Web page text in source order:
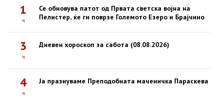
1
ч
Се обновува патот од Првата светска војна на
Пелистер, ќе ги поврзе Големото Езеро и Брајчино
3
ч
Дневен хороскоп за сабота (08.08.2026)
4
ч
Ја празнуваме Преподобната маченичка Параскева